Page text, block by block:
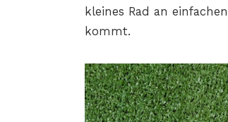
kleines Rad an
kommt.